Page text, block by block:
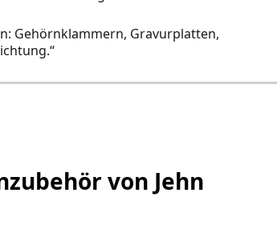
Gehörnklammern, Gravurplatten,
von Jehn